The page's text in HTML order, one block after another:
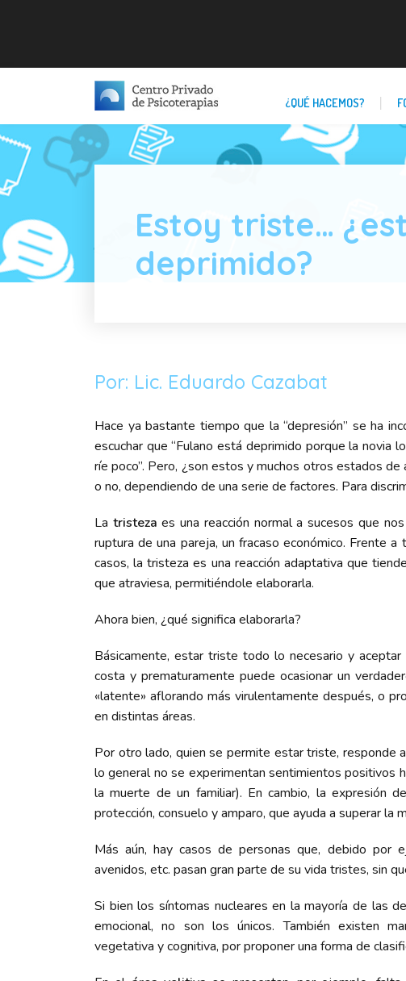
¿QUÉ HACEMOS?
Estoy triste…
deprimido?
Por: Lic. Eduardo Cazabat
Hace ya bastante tiempo que la “depresión” se ha
escuchar que “Fulano está deprimido porque la novia
ríe poco”. Pero, ¿son estos y muchos otros estados
o no, dependiendo de una serie de factores. Para
La tristeza es una reacción normal a sucesos que
ruptura de una pareja, un fracaso económico. Frente
casos, la tristeza es una reacción adaptativa que
que atraviesa, permitiéndole elaborarla.
Ahora bien, ¿qué significa elaborarla?
Básicamente, estar triste todo lo necesario y
costa y prematuramente puede ocasionar un
«latente» aflorando más virulentamente después, o
en distintas áreas.
Por otro lado, quien se permite estar triste, responde
lo general no se experimentan sentimientos positivos
la muerte de un familiar). En cambio, la expresión
protección, consuelo y amparo, que ayuda a superar la
Más aún, hay casos de personas que, debido por
avenidos, etc. pasan gran parte de su vida tristes, sin
Si bien los síntomas nucleares en la mayoría de las
emocional, no son los únicos. También existen
vegetativa y cognitiva, por proponer una forma de